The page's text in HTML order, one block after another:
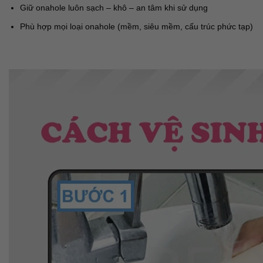
Giữ onahole luôn sạch – khô – an tâm khi sử dụng
Phù hợp mọi loại onahole (mềm, siêu mềm, cấu trúc phức tạp)